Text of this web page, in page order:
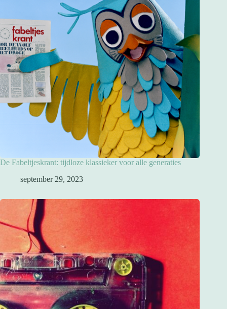
De Fabeltjeskrant: tijdloze klassieker voor alle generaties
september 29, 2023